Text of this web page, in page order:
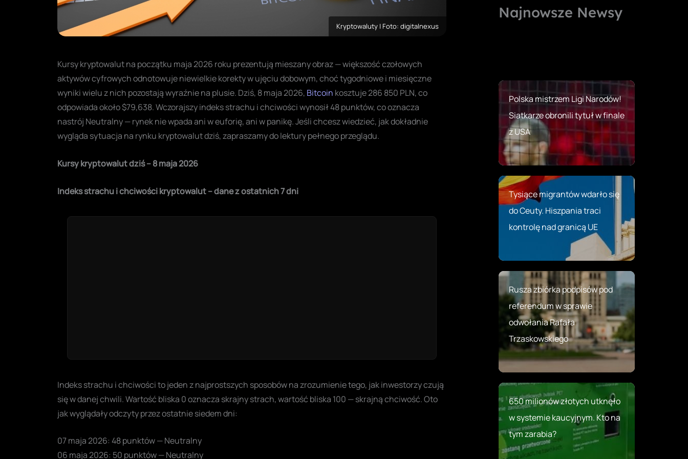
Kryptowaluty | Foto: digitalnexus
Kursy kryptowalut na początku maja 2026 roku prezentują mieszany obraz — większość czołowych
aktywów cyfrowych odnotowuje niewielkie korekty w ujęciu dobowym, choć tygodniowe i miesięczne
wyniki wielu z nich pozostają wyraźnie na plusie. Dziś, 8 maja 2026, Bitcoin kosztuje 286 850 PLN, co
odpowiada około $79,638. Wczorajszy indeks strachu i chciwości wynosił 48 punktów, co oznacza
nastrój Neutralny — rynek nie wpada ani w euforię, ani w panikę. Jeśli chcesz wiedzieć, jak dokładnie
wygląda sytuacja na rynku kryptowalut dziś, zapraszamy do lektury pełnego przeglądu.
Kursy kryptowalut dziś – 8 maja 2026
Indeks strachu i chciwości kryptowalut – dane z ostatnich 7 dni
Indeks strachu i chciwości to jeden z najprostszych sposobów na zrozumienie tego, jak inwestorzy czują
się w danej chwili. Wartość bliska 0 oznacza skrajny strach, wartość bliska 100 — skrajną chciwość. Oto
jak wyglądały odczyty przez ostatnie siedem dni:
07 maja 2026: 48 punktów — Neutralny
06 maja 2026: 50 punktów — Neutralny
Najnowsze Newsy
Polska mistrzem Ligi Narodów!
Siatkarze obronili tytuł w finale
z USA
Tysiące migrantów wdarło się
do Ceuty. Hiszpania traci
kontrolę nad granicą UE
Rusza zbiórka podpisów pod
referendum w sprawie
odwołania Rafała
Trzaskowskiego
650 milionów złotych utknęło
w systemie kaucyjnym. Kto na
tym zarabia?